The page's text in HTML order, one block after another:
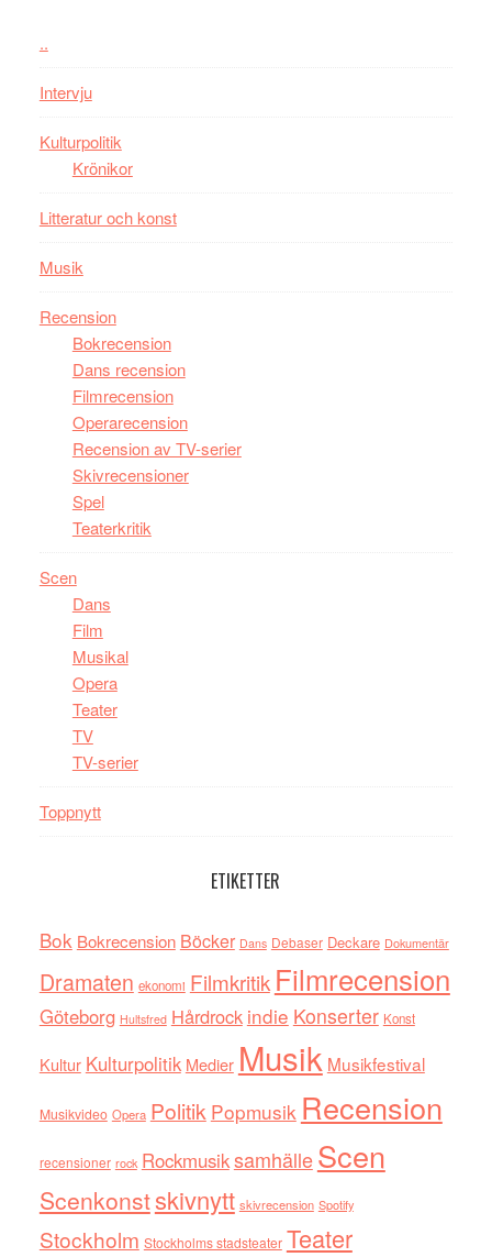
..
Intervju
Kulturpolitik
Krönikor
Litteratur och konst
Musik
Recension
Bokrecension
Dans recension
Filmrecension
Operarecension
Recension av TV-serier
Skivrecensioner
Spel
Teaterkritik
Scen
Dans
Film
Musikal
Opera
Teater
TV
TV-serier
Toppnytt
ETIKETTER
Bok Bokrecension Böcker Dans Debaser Deckare Dokumentär
Dramaten ekonomi Filmkritik Filmrecension
Göteborg Hultsfred Hårdrock indie Konserter Konst
Kultur Kulturpolitik Medier Musik Musikfestival
Musikvideo Opera Politik Popmusik Recension
recensioner rock RockmusiksamhälleScen
Scenkonstskivnytt skivrecension Spotify
Stockholm Stockholms stadsteater Teater